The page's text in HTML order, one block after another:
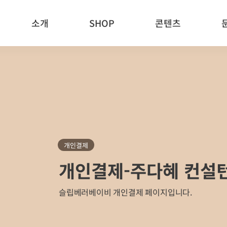
소개 SHOP 콘텐츠
개인결제
개인결제-주다혜 컨설
슬립베러베이비 개인결제 페이지입니다.